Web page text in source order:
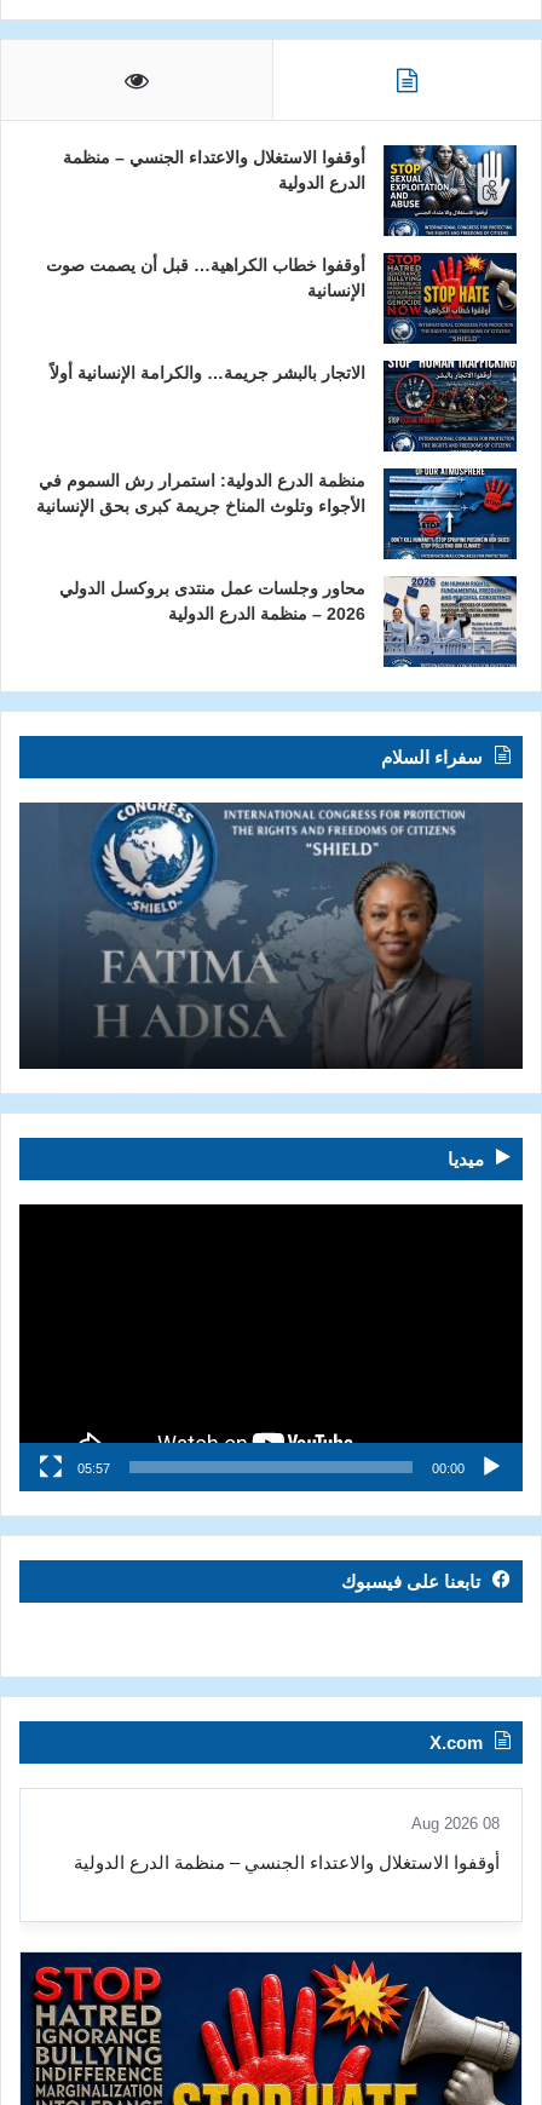
أوقفوا الاستغلال والاعتداء الجنسي – منظمة
الدرع الدولية
أوقفوا خطاب الكراهية… قبل أن يصمت صوت
الإنسانية
الاتجار بالبشر جريمة… والكرامة الإنسانية أولاً
منظمة الدرع الدولية: استمرار رش السموم في
الأجواء وتلوث المناخ جريمة كبرى بحق الإنسانية
محاور وجلسات عمل منتدى بروكسل الدولي
2026 – منظمة الدرع الدولية
سفراء السلام
ميديا
00:00
05:57
تابعنا على فيسبوك
X.com